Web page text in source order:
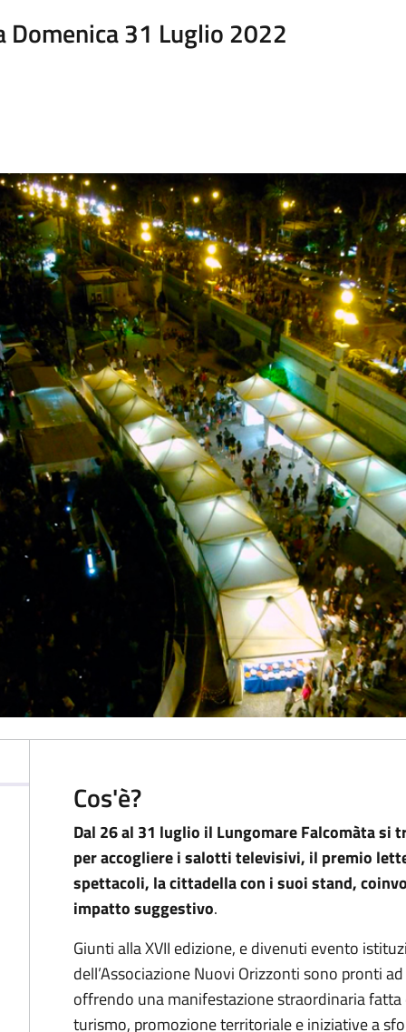
31 Luglio 2022
Cos'è?
Dal 26 al 31 luglio il Lungomare Falcomàta
per accogliere i salotti televisivi, il premio
spettacoli, la cittadella con i suoi stand,
impatto suggestivo.
Giunti alla XVII edizione, e divenuti evento
dell’Associazione Nuovi Orizzonti sono pronti
offrendo una manifestazione straordinaria
turismo, promozione territoriale e iniziative a